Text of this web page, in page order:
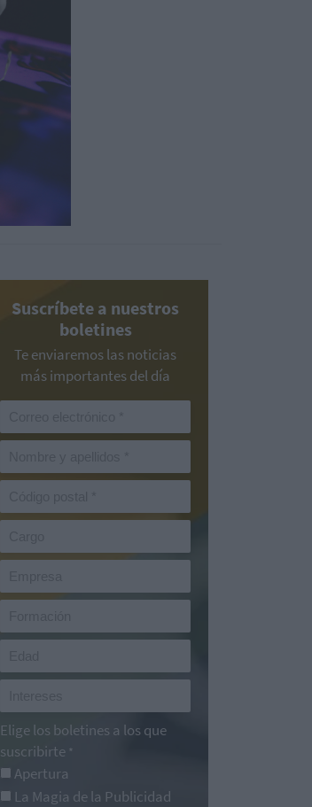
Suscríbete a nuestros
boletines
Te enviaremos las noticias
más importantes del día
Elige los boletines a los que
suscribirte *
Apertura
La Magia de la Publicidad